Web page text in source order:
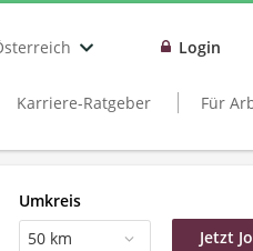
Login
Karriere-Ratgeber Für
Umkreis
50 km